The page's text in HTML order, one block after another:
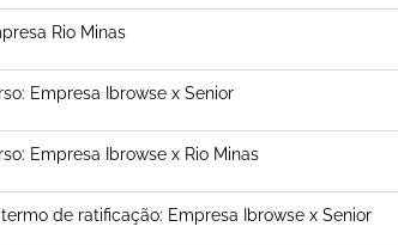
Rio Minas
Empresa Ibrowse x Senior
Empresa Ibrowse x Rio Minas
de ratificação: Empresa Ibrowse x Senior